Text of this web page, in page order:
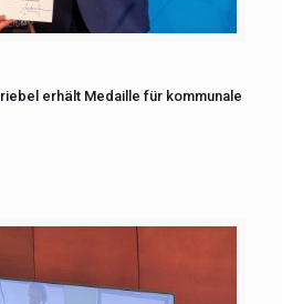
erhält Medaille für kommunale